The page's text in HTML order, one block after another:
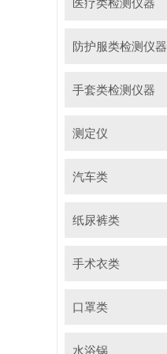
医疗类检测仪器
防护服类检测仪器
手套类检测仪器
测定仪
汽车类
纸尿裤类
手术衣类
口罩类
水浴锅